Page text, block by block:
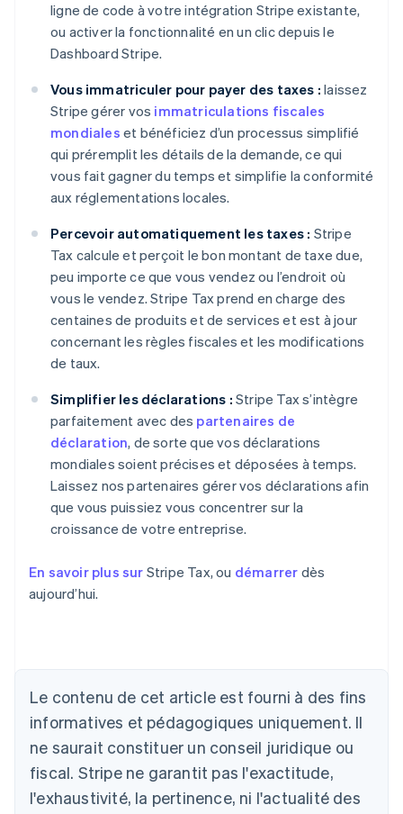
ligne de code à votre intégration Stripe existante,
ou activer la fonctionnalité en un clic depuis le
Dashboard Stripe.
Vous immatriculer pour payer des taxes : laissez
Stripe gérer vos immatriculations fiscales
mondiales et bénéficiez d’un processus simplifié
qui préremplit les détails de la demande, ce qui
vous fait gagner du temps et simplifie la conformité
aux réglementations locales.
Percevoir automatiquement les taxes : Stripe
Tax calcule et perçoit le bon montant de taxe due,
peu importe ce que vous vendez ou l’endroit où
vous le vendez. Stripe Tax prend en charge des
centaines de produits et de services et est à jour
concernant les règles fiscales et les modifications
de taux.
Simplifier les déclarations : Stripe Tax s’intègre
parfaitement avec des partenaires de
déclaration, de sorte que vos déclarations
mondiales soient précises et déposées à temps.
Laissez nos partenaires gérer vos déclarations afin
que vous puissiez vous concentrer sur la
croissance de votre entreprise.
En savoir plus sur Stripe Tax, ou démarrer dès
aujourd’hui.
Le contenu de cet article est fourni à des fins
informatives et pédagogiques uniquement. Il
ne saurait constituer un conseil juridique ou
fiscal. Stripe ne garantit pas l'exactitude,
l'exhaustivité, la pertinence, ni l'actualité des
Allemagne
Deutsch English
Australie
English